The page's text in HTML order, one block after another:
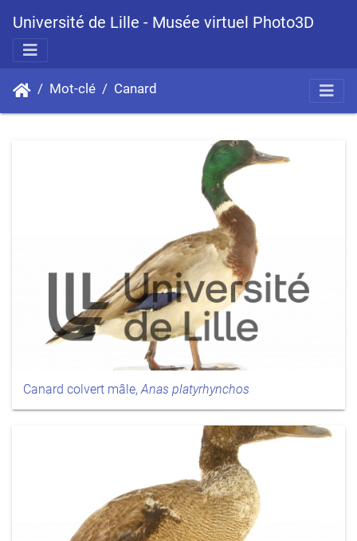
Université de Lille - Musée virtuel Photo3D
Mot-clé Canard
Canard colvert mâle,Anas platyrhynchos